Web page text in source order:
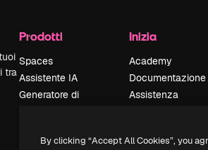
tra
Prodotti
Spaces
Assistente IA
Generatore di
Inizia
Academy
Documentazione
Assistenza
Politica sulla
By clicking “Accept All Cookies”, you